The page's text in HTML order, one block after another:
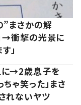
”まさかの解
→衝撃の光景に
」
に→2歳息子を
ゃ笑った」まさ
れないヤツ